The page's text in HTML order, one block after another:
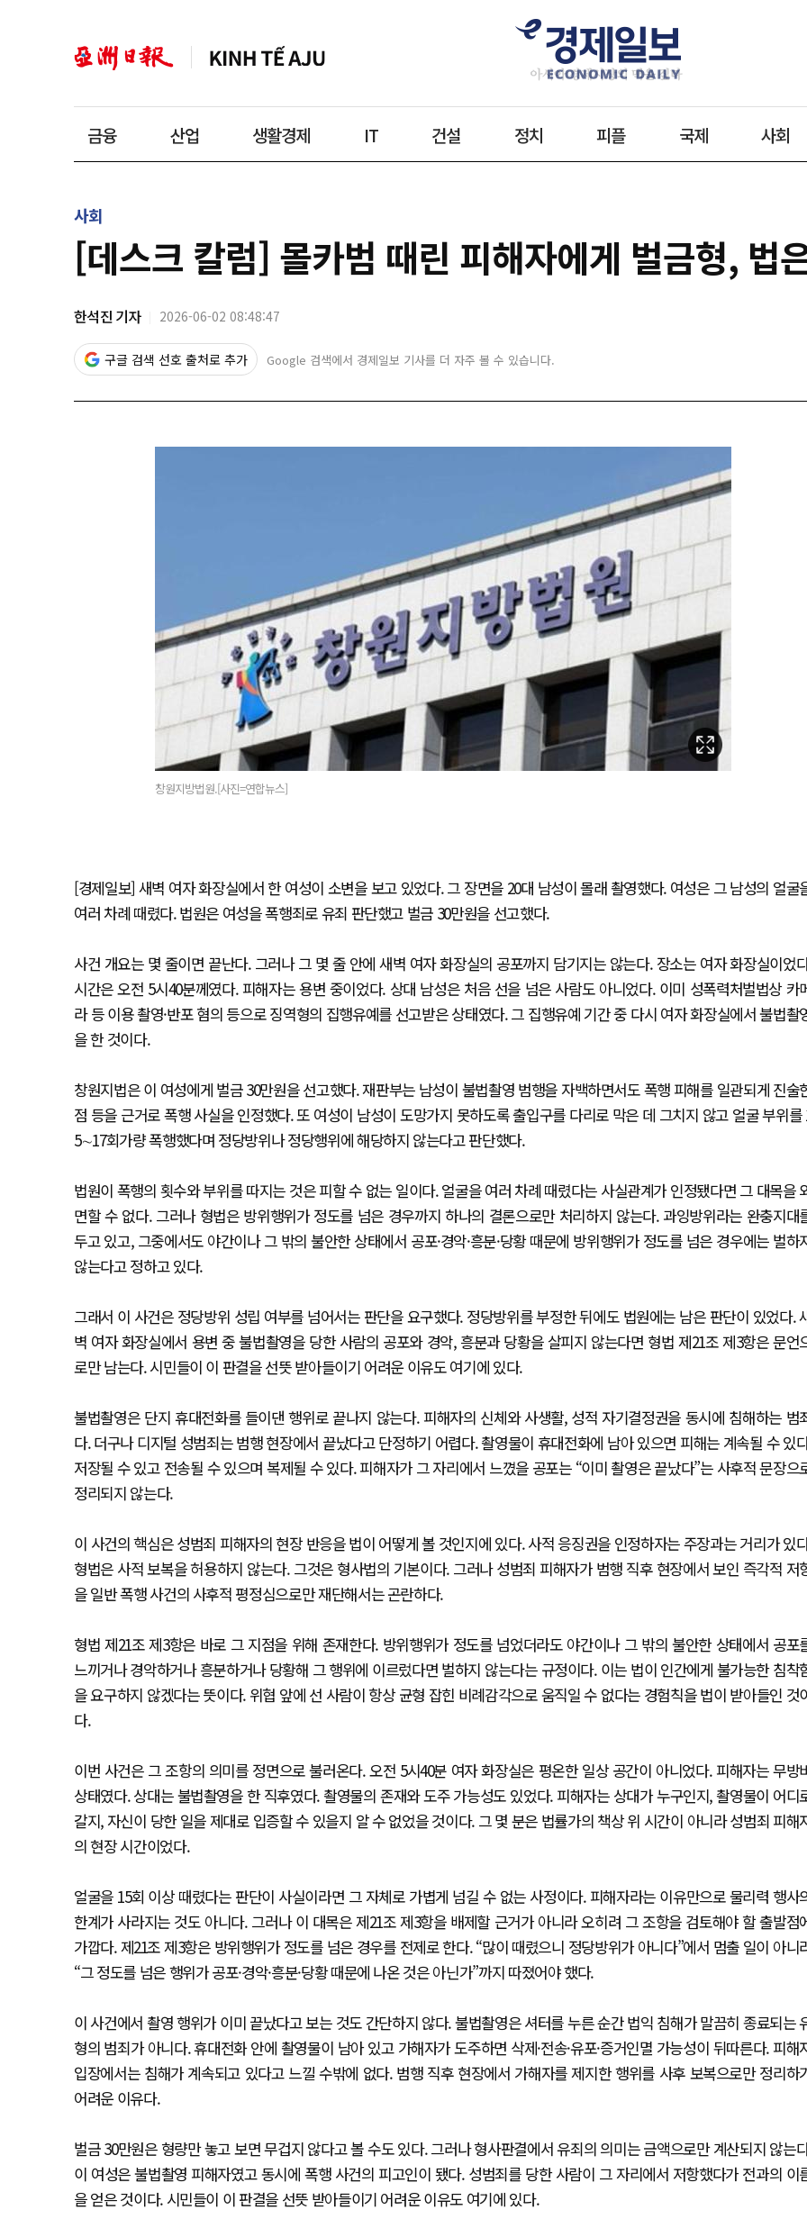
금융 산업 생활경제 IT 건설 정치 피플 국제 사회
사회
[데스크 칼럼] 몰카범 때린 피해자에게 벌금형, 법
한석진 기자 2026-06-02 08:48:47
구글 검색 선호 출처로 추가 Google 검색에서 경제일보 기사를 더 자주 볼 수 있습니다.
창원지방법원.[사진=연합뉴스]
[경제일보] 새벽 여자 화장실에서 한 여성이 소변을 보고 있었다. 그 장면을 20대 남성이 몰래 촬영했다. 여성은 그 남성의 얼굴
여러 차례 때렸다. 법원은 여성을 폭행죄로 유죄 판단했고 벌금 30만원을 선고했다.
사건 개요는 몇 줄이면 끝난다. 그러나 그 몇 줄 안에 새벽 여자 화장실의 공포까지 담기지는 않는다. 장소는 여자 화장실이었
시간은 오전 5시40분께였다. 피해자는 용변 중이었다. 상대 남성은 처음 선을 넘은 사람도 아니었다. 이미 성폭력처벌법상 카
라 등 이용 촬영·반포 혐의 등으로 징역형의 집행유예를 선고받은 상태였다. 그 집행유예 기간 중 다시 여자 화장실에서 불법촬
을 한 것이다.
창원지법은 이 여성에게 벌금 30만원을 선고했다. 재판부는 남성이 불법촬영 범행을 자백하면서도 폭행 피해를 일관되게 진술
점 등을 근거로 폭행 사실을 인정했다. 또 여성이 남성이 도망가지 못하도록 출입구를 다리로 막은 데 그치지 않고 얼굴 부위를
5∼17회가량 폭행했다며 정당방위나 정당행위에 해당하지 않는다고 판단했다.
법원이 폭행의 횟수와 부위를 따지는 것은 피할 수 없는 일이다. 얼굴을 여러 차례 때렸다는 사실관계가 인정됐다면 그 대목을
면할 수 없다. 그러나 형법은 방위행위가 정도를 넘은 경우까지 하나의 결론으로만 처리하지 않는다. 과잉방위라는 완충지대
두고 있고, 그중에서도 야간이나 그 밖의 불안한 상태에서 공포·경악·흥분·당황 때문에 방위행위가 정도를 넘은 경우에는 벌하
않는다고 정하고 있다.
그래서 이 사건은 정당방위 성립 여부를 넘어서는 판단을 요구했다. 정당방위를 부정한 뒤에도 법원에는 남은 판단이 있었다.
벽 여자 화장실에서 용변 중 불법촬영을 당한 사람의 공포와 경악, 흥분과 당황을 살피지 않는다면 형법 제21조 제3항은 문언
로만 남는다. 시민들이 이 판결을 선뜻 받아들이기 어려운 이유도 여기에 있다.
불법촬영은 단지 휴대전화를 들이댄 행위로 끝나지 않는다. 피해자의 신체와 사생활, 성적 자기결정권을 동시에 침해하는 범
다. 더구나 디지털 성범죄는 범행 현장에서 끝났다고 단정하기 어렵다. 촬영물이 휴대전화에 남아 있으면 피해는 계속될 수 있
저장될 수 있고 전송될 수 있으며 복제될 수 있다. 피해자가 그 자리에서 느꼈을 공포는 “이미 촬영은 끝났다”는 사후적 문장으
정리되지 않는다.
이 사건의 핵심은 성범죄 피해자의 현장 반응을 법이 어떻게 볼 것인지에 있다. 사적 응징권을 인정하자는 주장과는 거리가 있
형법은 사적 보복을 허용하지 않는다. 그것은 형사법의 기본이다. 그러나 성범죄 피해자가 범행 직후 현장에서 보인 즉각적 저
을 일반 폭행 사건의 사후적 평정심으로만 재단해서는 곤란하다.
형법 제21조 제3항은 바로 그 지점을 위해 존재한다. 방위행위가 정도를 넘었더라도 야간이나 그 밖의 불안한 상태에서 공포
느끼거나 경악하거나 흥분하거나 당황해 그 행위에 이르렀다면 벌하지 않는다는 규정이다. 이는 법이 인간에게 불가능한 침착
을 요구하지 않겠다는 뜻이다. 위협 앞에 선 사람이 항상 균형 잡힌 비례감각으로 움직일 수 없다는 경험칙을 법이 받아들인 것
다.
이번 사건은 그 조항의 의미를 정면으로 불러온다. 오전 5시40분 여자 화장실은 평온한 일상 공간이 아니었다. 피해자는 무방
상태였다. 상대는 불법촬영을 한 직후였다. 촬영물의 존재와 도주 가능성도 있었다. 피해자는 상대가 누구인지, 촬영물이 어디
갈지, 자신이 당한 일을 제대로 입증할 수 있을지 알 수 없었을 것이다. 그 몇 분은 법률가의 책상 위 시간이 아니라 성범죄 피해
의 현장 시간이었다.
얼굴을 15회 이상 때렸다는 판단이 사실이라면 그 자체로 가볍게 넘길 수 없는 사정이다. 피해자라는 이유만으로 물리력 행사
한계가 사라지는 것도 아니다. 그러나 이 대목은 제21조 제3항을 배제할 근거가 아니라 오히려 그 조항을 검토해야 할 출발점
가깝다. 제21조 제3항은 방위행위가 정도를 넘은 경우를 전제로 한다. “많이 때렸으니 정당방위가 아니다”에서 멈출 일이 아니
“그 정도를 넘은 행위가 공포·경악·흥분·당황 때문에 나온 것은 아닌가”까지 따졌어야 했다.
이 사건에서 촬영 행위가 이미 끝났다고 보는 것도 간단하지 않다. 불법촬영은 셔터를 누른 순간 법익 침해가 말끔히 종료되는
형의 범죄가 아니다. 휴대전화 안에 촬영물이 남아 있고 가해자가 도주하면 삭제·전송·유포·증거인멸 가능성이 뒤따른다. 피해
입장에서는 침해가 계속되고 있다고 느낄 수밖에 없다. 범행 직후 현장에서 가해자를 제지한 행위를 사후 보복으로만 정리하
어려운 이유다.
벌금 30만원은 형량만 놓고 보면 무겁지 않다고 볼 수도 있다. 그러나 형사판결에서 유죄의 의미는 금액으로만 계산되지 않는
이 여성은 불법촬영 피해자였고 동시에 폭행 사건의 피고인이 됐다. 성범죄를 당한 사람이 그 자리에서 저항했다가 전과의 이
을 얻은 것이다. 시민들이 이 판결을 선뜻 받아들이기 어려운 이유도 여기에 있다.